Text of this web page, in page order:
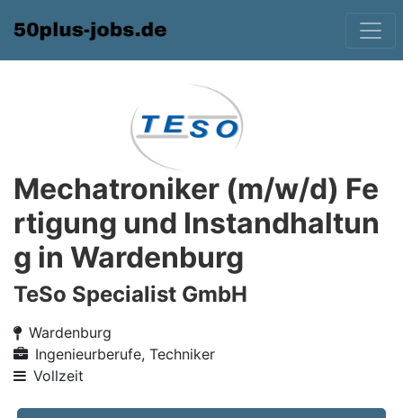
Mechatroniker (m/w/d) Fe
rtigung und Instandhaltun
g in Wardenburg
TeSo Specialist GmbH
Wardenburg
Ingenieurberufe, Techniker
Vollzeit